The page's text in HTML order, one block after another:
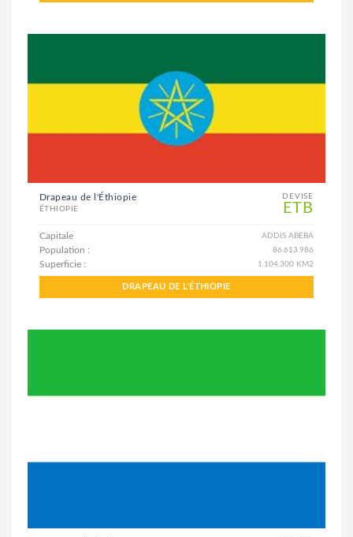
DEVISE
ETB
Drapeau de l'Éthiopie
ÉTHIOPIE
Capitale ADDIS ABEBA
Population : 86.613.986
Superficie : 1.104.300 KM2
DRAPEAU DE L'ÉTHIOPIE